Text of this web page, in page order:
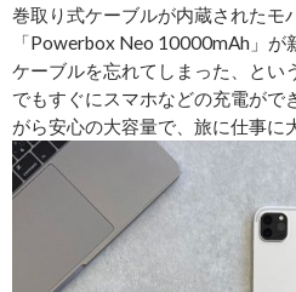
巻取り式ケーブルが内蔵されたモ
「Powerbox Neo 10000mAh」が
ケーブルを忘れてしまった、とい
でもすぐにスマホなどの充電がで
がら安心の大容量で、旅に仕事に